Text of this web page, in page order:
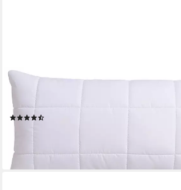
FAN
Microfaserkissen Komfort Plus, Füllung: 100%
100% Polyester, leichtes, weiches Kissen
ab 17,99 €
-49%
lieferbar - in 4-5 Werktagen bei dir